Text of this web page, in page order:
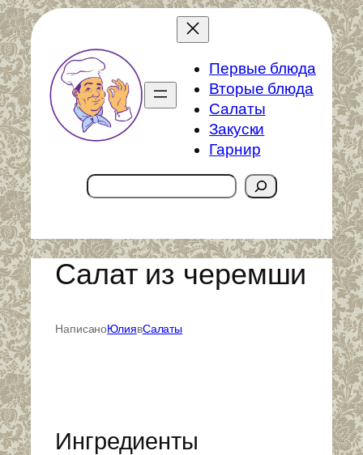
Перейти
к
содержимому
Первые блюда
Вторые блюда
Салаты
Закуски
Гарнир
Поиск
Салат из черемши
НаписаноЮлиявСалаты
Ингредиенты